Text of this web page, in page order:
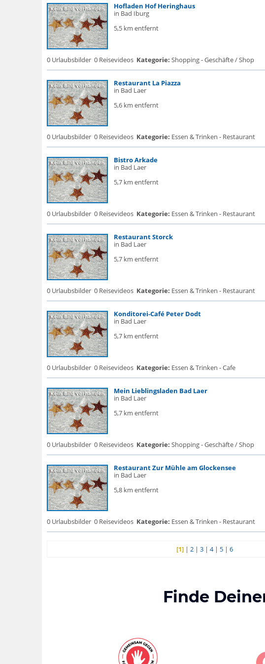
Hofladen Hof Heringhaus
in Bad Iburg
5,5 km entfernt
0 Urlaubsbilder 0 Reisevideos Kategorie: Shopping - Geschäfte / Shop
Restaurant La Piazza
in Bad Laer
5,6 km entfernt
0 Urlaubsbilder 0 Reisevideos Kategorie: Essen & Trinken - Restaurant
Bistro Arkade
in Bad Laer
5,7 km entfernt
0 Urlaubsbilder 0 Reisevideos Kategorie: Essen & Trinken - Restaurant
Restaurant Storck
in Bad Laer
5,7 km entfernt
0 Urlaubsbilder 0 Reisevideos Kategorie: Essen & Trinken - Restaurant
Konditorei-Café Peter Dodt
in Bad Laer
5,7 km entfernt
0 Urlaubsbilder 0 Reisevideos Kategorie: Essen & Trinken - Cafe
Mein Lieblingsladen Bad Laer
in Bad Laer
5,7 km entfernt
0 Urlaubsbilder 0 Reisevideos Kategorie: Shopping - Geschäfte / Shop
Restaurant Zur Mühle am Glockensee
in Bad Laer
5,8 km entfernt
0 Urlaubsbilder 0 Reisevideos Kategorie: Essen & Trinken - Restaurant
[1]| 2| 3| 4| 5| 6
Finde